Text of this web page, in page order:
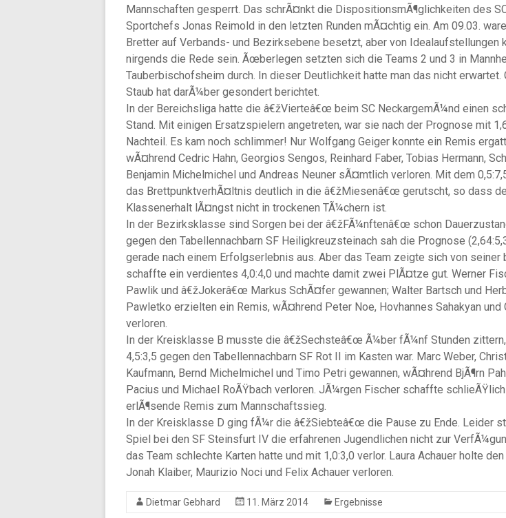
Mannschaften gesperrt. Das schrÃ¤nkt die DispositionsmÃ¶glichkeiten des
Sportchefs Jonas Reimold in den letzten Runden mÃ¤chtig ein. Am 09.03.
Bretter auf Verbands- und Bezirksebene besetzt, aber von Idealaufstellungen
nirgends die Rede sein. Ãœberlegen setzten sich die Teams 2 und 3 in
Tauberbischofsheim durch. In dieser Deutlichkeit hatte man das nicht erwartet.
Staub hat darÃ¼ber gesondert berichtet.
In der Bereichsliga hatte die â€žVierteâ€œ beim SC NeckargemÃ¼nd einen
Stand. Mit einigen Ersatzspielern angetreten, war sie nach der Prognose mit
Nachteil. Es kam noch schlimmer! Nur Wolfgang Geiger konnte ein Remis
wÃ¤hrend Cedric Hahn, Georgios Sengos, Reinhard Faber, Tobias Hermann,
Benjamin Michelmichel und Andreas Neuner sÃ¤mtlich verloren. Mit dem
das BrettpunktverhÃ¤ltnis deutlich in die â€žMiesenâ€œ gerutscht, so dass
Klassenerhalt lÃ¤ngst nicht in trockenen TÃ¼chern ist.
In der Bezirksklasse sind Sorgen bei der â€žFÃ¼nftenâ€œ schon
gegen den Tabellennachbarn SF Heiligkreuzsteinach sah die Prognose
gerade nach einem Erfolgserlebnis aus. Aber das Team zeigte sich von seiner
schaffte ein verdientes 4,0:4,0 und machte damit zwei PlÃ¤tze gut. Werner
Pawlik und â€žJokerâ€œ Markus SchÃ¤fer gewannen; Walter Bartsch und
Pawletko erzielten ein Remis, wÃ¤hrend Peter Noe, Hovhannes Sahakyan und
verloren.
In der Kreisklasse B musste die â€žSechsteâ€œ Ã¼ber fÃ¼nf Stunden
4,5:3,5 gegen den Tabellennachbarn SF Rot II im Kasten war. Marc Weber,
Kaufmann, Bernd Michelmichel und Timo Petri gewannen, wÃ¤hrend BjÃ¶rn
Pacius und Michael RoÃŸbach verloren. JÃ¼rgen Fischer schaffte
erlÃ¶sende Remis zum Mannschaftssieg.
In der Kreisklasse D ging fÃ¼r die â€žSiebteâ€œ die Pause zu Ende. Leider
Spiel bei den SF Steinsfurt IV die erfahrenen Jugendlichen nicht zur
das Team schlechte Karten hatte und mit 1,0:3,0 verlor. Laura Achauer holte den
Jonah Klaiber, Maurizio Noci und Felix Achauer verloren.
Dietmar Gebhard 11. März 2014 Ergebnisse